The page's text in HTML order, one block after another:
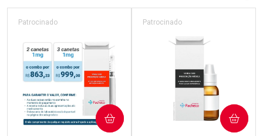
Patrocinado
COMPRAR
Patrocinado
COMPRAR